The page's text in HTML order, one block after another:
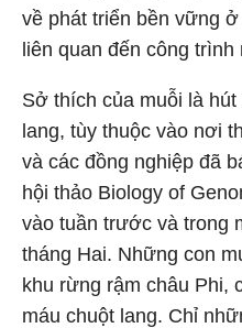
về phát triển bền vững
liên quan đến công trình
Sở thích của muỗi là
lang, tùy thuộc vào nơi
và các đồng nghiệp đã
hội thảo Biology of
vào tuần trước và trong
tháng Hai. Những con
khu rừng rậm châu Phi,
máu chuột lang. Chỉ